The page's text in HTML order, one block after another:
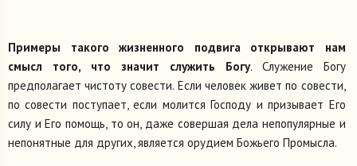
Примеры такого жизненного подвига открывают нам
смысл того, что значит служить Богу. Служение Богу
предполагает чистоту совести. Если человек живет по совести,
по совести поступает, если молится Господу и призывает Его
силу и Его помощь, то он, даже совершая дела непопулярные и
непонятные для других, является орудием Божьего Промысла.